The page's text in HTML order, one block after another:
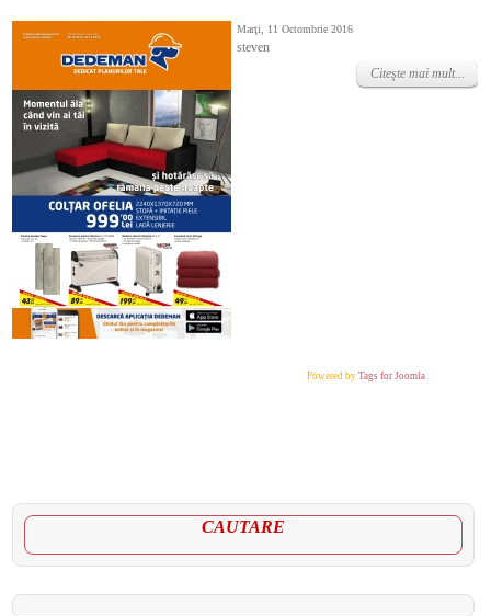
Marţi, 11 Octombrie 2016
steven
Citeşte mai mult...
Powered by Tags for Joomla
CAUTARE